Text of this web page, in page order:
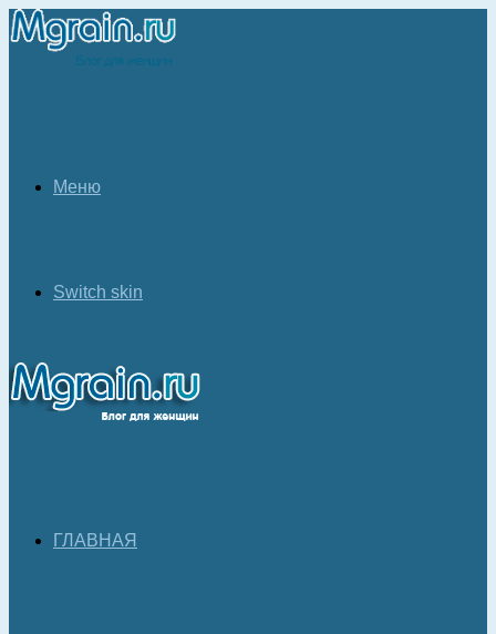
Меню
Switch skin
ГЛАВНАЯ